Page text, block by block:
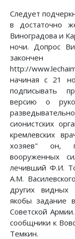
Следует
в достаточно
Виноградова и
ночи. Допрос
http://
начиная с 21
подписывать
версию о
сионистских
кремлевских
хозяев" он,
вооруженных
лечивший Ф.И.
А.М.
других видных
якобы задание
Советской
сообщники к
Темкин.